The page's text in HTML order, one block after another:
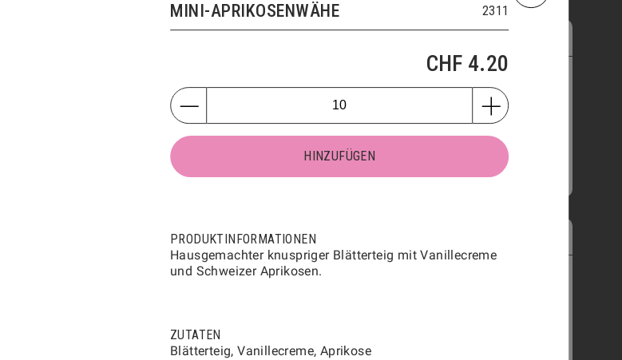
HINZUFÜGEN
MINI-BRIOCHE
PRODUKTINFORMATIONEN
CHF1.60 HINZUFÜGEN
2703 MINI-VANILLE PLUNDER
PRODUKTINFORMATIONEN
MINI-APRIKOSENWÄHE 2311
CHF 4.20
HINZUFÜGEN
PRODUKTINFORMATIONEN
Hausgemachter knuspriger Blätterteig mit Vanillecreme
und Schweizer Aprikosen.
ZUTATEN
Blätterteig, Vanillecreme, Aprikose